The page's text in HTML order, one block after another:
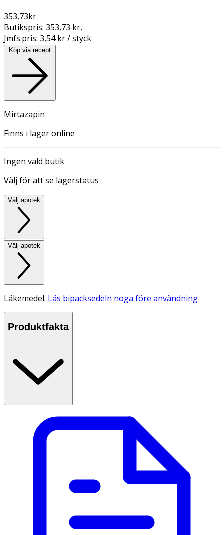
353,73kr
Butikspris: 353,73 kr,
Jmfs.pris: 3,54 kr / styck
Köp via recept
Mirtazapin
Finns i lager online
Ingen vald butik
Välj för att se lagerstatus
Välj apotek
Välj apotek
Läkemedel. Läs bipacksedeln noga före användning
Produktfakta